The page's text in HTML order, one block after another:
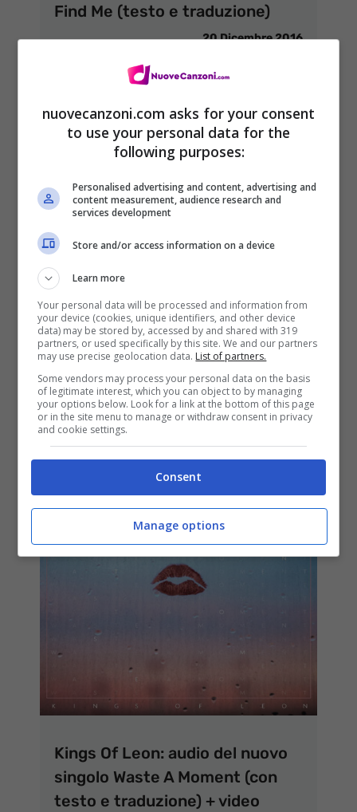
Find Me (testo e traduzione)
20 Dicembre 2016
Kings Of Leon – WALLS nuovo
brano dall’album omonimo:
video, testo e traduzione
26 Settembre 2016
Kings Of Leon: audio del nuovo
singolo Waste A Moment (con
testo e traduzione) + video
nuovecanzoni.com asks for your consent
to use your personal data for the
following purposes:
Personalised advertising and content, advertising and
content measurement, audience research and
services development
Store and/or access information on a device
Learn more
Your personal data will be processed and information from
your device (cookies, unique identifiers, and other device
data) may be stored by, accessed by and shared with 319
partners, or used specifically by this site. We and our partners
may use precise geolocation data. List of partners.
Some vendors may process your personal data on the basis
of legitimate interest, which you can object to by managing
your options below. Look for a link at the bottom of this page
or in the site menu to manage or withdraw consent in privacy
and cookie settings.
Consent
Manage options